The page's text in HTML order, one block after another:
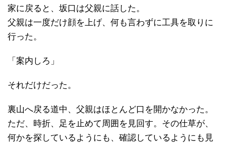
家に戻ると、坂口は父親に話した。
父親は一度だけ顔を上げ、何も言わずに工具を取りに
行った。
「案内しろ」
それだけだった。
裏山へ戻る道中、父親はほとんど口を開かなかった。
ただ、時折、足を止めて周囲を見回す。その仕草が、
何かを探しているようにも、確認しているようにも見